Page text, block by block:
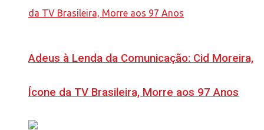
Adeus à Lenda da Comunicação: Cid Moreira,
Ícone da TV Brasileira, Morre aos 97 Anos